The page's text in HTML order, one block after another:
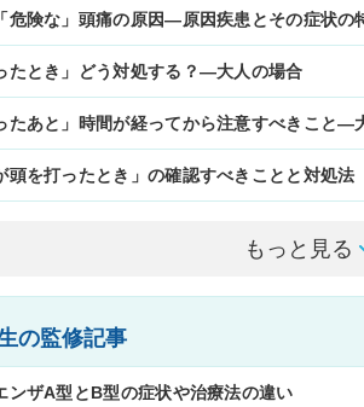
危険な」頭痛の原因―原因疾患とその症状の
たとき」どう対処する？―大人の場合
たあと」時間が経ってから注意すべきこと―
頭を打ったとき」の確認すべきことと対処法
もっと見る
の監修記事
ンザA型とB型の症状や治療法の違い